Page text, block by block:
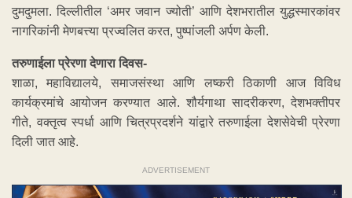
दुमदुमला. दिल्लीतील ‘अमर जवान ज्योती’ आणि देशभरातील युद्धस्मारकांवर
नागरिकांनी मेणबत्त्या प्रज्वलित करत, पुष्पांजली अर्पण केली.
तरुणाईला प्रेरणा देणारा दिवस-
शाळा, महाविद्यालये, समाजसंस्था आणि लष्करी ठिकाणी आज विविध
कार्यक्रमांचे आयोजन करण्यात आले. शौर्यगाथा सादरीकरण, देशभक्तीपर
गीते, वक्तृत्व स्पर्धा आणि चित्रप्रदर्शने यांद्वारे तरुणाईला देशसेवेची प्रेरणा
दिली जात आहे.
ADVERTISEMENT